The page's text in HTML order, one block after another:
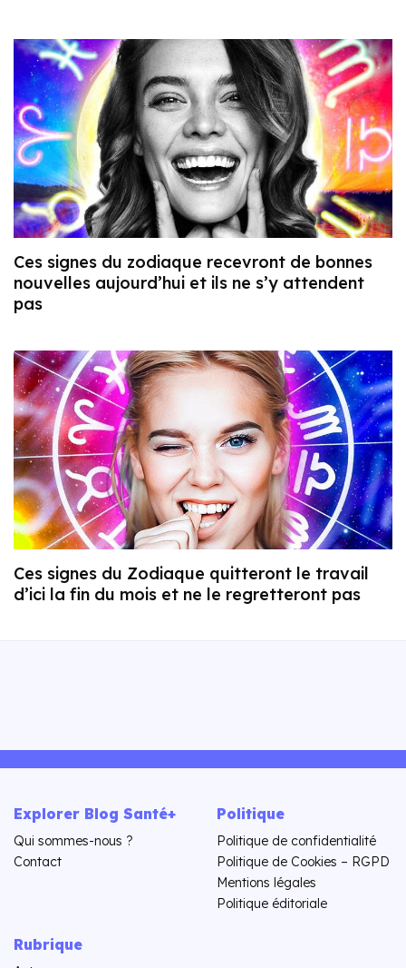
Ces signes du zodiaque recevront de bonnes
nouvelles aujourd’hui et ils ne s’y attendent
pas
Ces signes du Zodiaque quitteront le travail
d’ici la fin du mois et ne le regretteront pas
Explorer Blog Santé+
Qui sommes-nous ?
Contact
Politique
Politique de confidentialité
Politique de Cookies – RGPD
Mentions légales
Politique éditoriale
Rubrique